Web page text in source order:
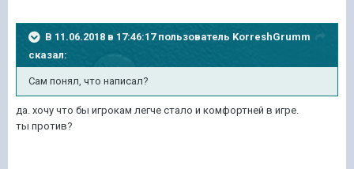
В 11.06.2018 в 17:46:17 пользователь KorreshGrumm
сказал:
Сам понял, что написал?
да. хочу что бы игрокам легче стало и комфортней в игре.
ты против?